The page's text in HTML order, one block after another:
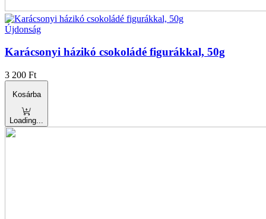
Újdonság
Karácsonyi házikó csokoládé figurákkal, 50g
3 200 Ft
Kosárba
Loading...